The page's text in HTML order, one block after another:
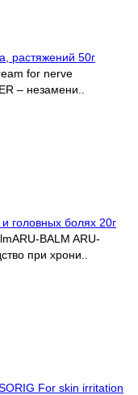
растяжений 50г
for nerve
– незамени..
головных болях 20г
BALM ARU-
при хрони..
For skin irritation